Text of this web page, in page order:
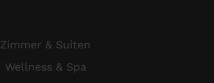
Zimmer & Suiten
Wellness & Spa